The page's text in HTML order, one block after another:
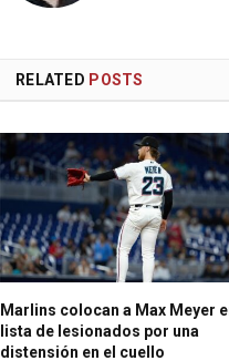
RELATED POSTS
Marlins colocan a Max Meyer
lista de lesionados por una
distensión en el cuello